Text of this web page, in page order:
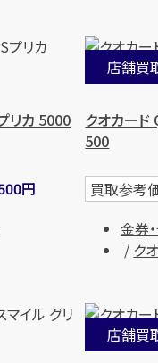
合受付】24時間・年中無
リカ 5000
円
店舗買
クオカード
500
買取参考
金券
ク
店舗買